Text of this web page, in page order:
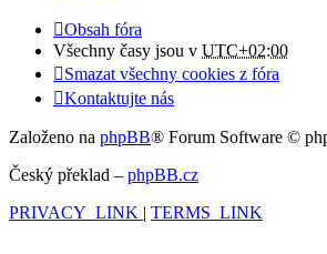
Obsah fóra
Všechny časy jsou v UTC+02:00
Smazat všechny cookies z fóra
Kontaktujte nás
Založeno na phpBB® Forum Software ©
Český překlad – phpBB.cz
PRIVACY_LINK | TERMS_LINK